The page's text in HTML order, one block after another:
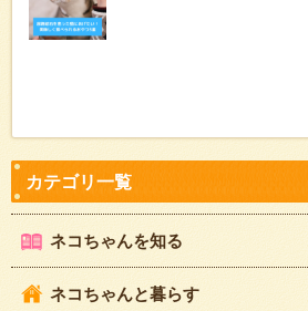
ネコちゃんを知る
ネコちゃんと暮らす